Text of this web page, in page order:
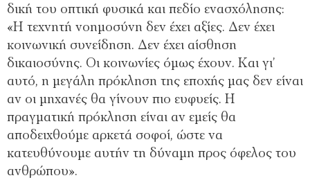
δική του οπτική φυσικά και πεδίο ενασχόλησης:
«Η τεχνητή νοημοσύνη δεν έχει αξίες. Δεν έχει
κοινωνική συνείδηση. Δεν έχει αίσθηση
δικαιοσύνης. Οι κοινωνίες όμως έχουν. Και γι’
αυτό, η μεγάλη πρόκληση της εποχής μας δεν είναι
αν οι μηχανές θα γίνουν πιο ευφυείς. Η
πραγματική πρόκληση είναι αν εμείς θα
αποδειχθούμε αρκετά σοφοί, ώστε να
κατευθύνουμε αυτήν τη δύναμη προς όφελος του
ανθρώπου».